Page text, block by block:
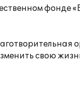
фонде
свою